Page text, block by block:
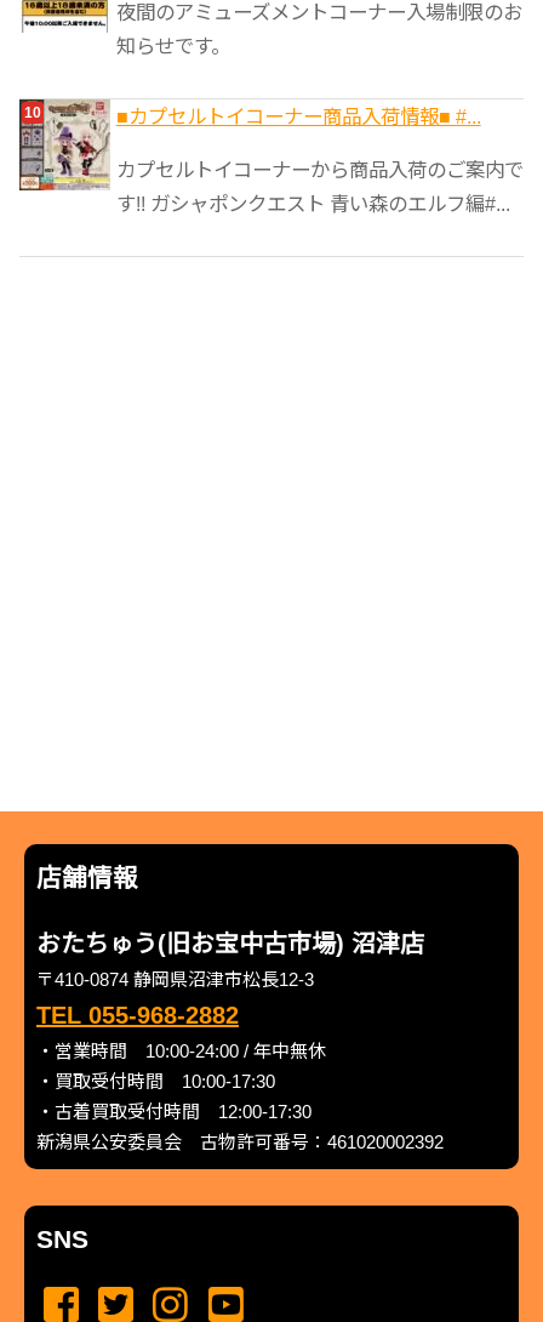
夜間のアミューズメントコーナー入場制限のお
知らせです。
■カプセルトイコーナー商品入荷情報■ #...
カプセルトイコーナーから商品入荷のご案内で
す!! ガシャポンクエスト 青い森のエルフ編#...
店舗情報
おたちゅう(旧お宝中古市場) 沼津店
〒410-0874 静岡県沼津市松長12-3
TEL 055-968-2882
・営業時間 10:00-24:00 / 年中無休
・買取受付時間 10:00-17:30
・古着買取受付時間 12:00-17:30
新潟県公安委員会 古物許可番号：461020002392
SNS